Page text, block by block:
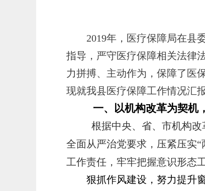
2019年，医疗保障局在县
指导，严守医疗保障相关法律
力拼搏、主动作为，保障了医
现就我县医疗保障工作情况汇
一、以机构改革为契机
根据中央、省、市机构
全面从严治党要求，压紧压实“
工作责任，牢牢把握意识形态
狠抓作风建设，努力提升